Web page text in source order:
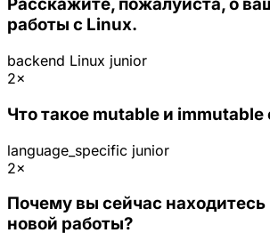
Расскажите, пожалуйста, о
работы с Linux.
backend Linux junior
2×
Что такое mutable и immutable
language_specific junior
2×
Почему вы сейчас находитесь
новой работы?